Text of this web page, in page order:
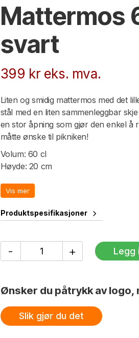
Mattermos
svart
399 kr eks. mva.
Liten og smidig mattermos med det
stål med en liten sammenleggbar
en stor åpning som gjør den enkel å
måtte ønske til pikniken!
Volum: 60 cl
Høyde: 20 cm
Trykk: Kode 6, 17, 21
Vis mer
Produktspesifikasjoner
-
600
+ Legg
Ønsker du påtrykk av logo,
Slik gjør du det